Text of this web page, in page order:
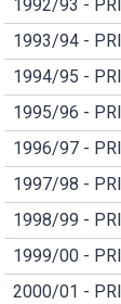
1992/93 -
1993/94 -
1994/95 -
1995/96 -
1996/97 -
1997/98 -
1998/99 -
1999/00 -
2000/01 -